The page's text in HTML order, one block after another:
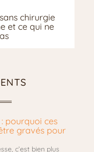
chirurgie
et ce qui ne
pourquoi ces
gravés pour
c’est bien plus